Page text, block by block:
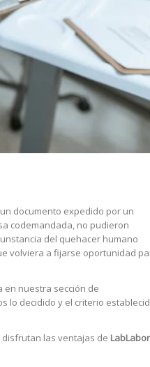
documento expedido por un
codemandada, no pudieron
del quehacer humano
volviera a fijarse oportunidad
en nuestra sección de
lo decidido y el criterio
las ventajas de LabLabor